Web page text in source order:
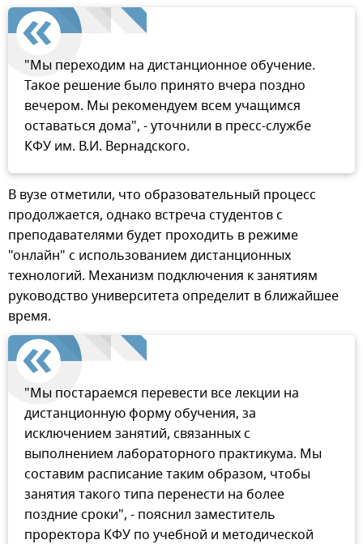
"Мы переходим на дистанционное обучение.
Такое решение было принято вчера поздно
вечером. Мы рекомендуем всем учащимся
оставаться дома", - уточнили в пресс-службе
КФУ им. В.И. Вернадского.
В вузе отметили, что образовательный процесс
продолжается, однако встреча студентов с
преподавателями будет проходить в режиме
"онлайн" с использованием дистанционных
технологий. Механизм подключения к занятиям
руководство университета определит в ближайшее
время.
"Мы постараемся перевести все лекции на
дистанционную форму обучения, за
исключением занятий, связанных с
выполнением лабораторного практикума. Мы
составим расписание таким образом, чтобы
занятия такого типа перенести на более
поздние сроки", - пояснил заместитель
проректора КФУ по учебной и методической